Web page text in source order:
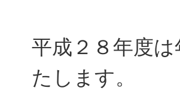
平成２８年度
たします。